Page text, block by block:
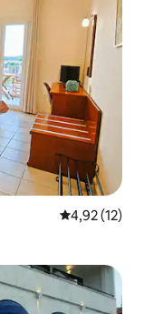
4,92 de uma
4,92 (12)